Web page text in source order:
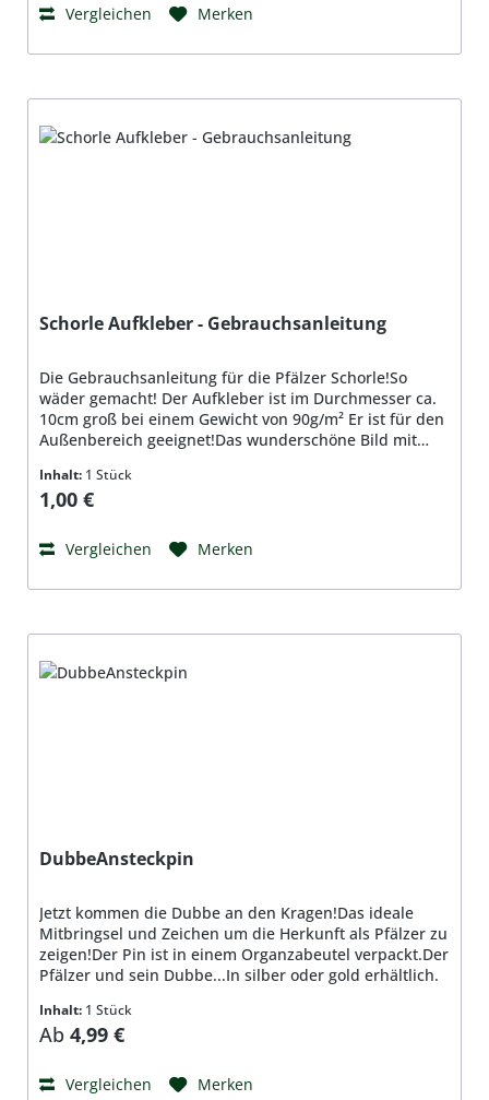
ist meine Heimat und soll´s für immer sein.Hier bin ich
einst geboren, her geh ich auch zur Ruh,dann deckt
mich, liebe Freunde, mit Pfälzer Erde zu. Deshalb
geeignet!
Vergleichen Merken
Schorle Aufkleber - Gebrauchsanleitung
Die Gebrauchsanleitung für die Pfälzer Schorle!So
wäder gemacht! Der Aufkleber ist im Durchmesser ca.
10cm groß bei einem Gewicht von 90g/m² Er ist für den
Außenbereich geeignet!Das wunderschöne Bild mit
Schledorn www.Palatinascout.de zur Verfügung gestellt
bekommen!
Inhalt: 1 Stück
Regulärer Preis:
1,00 €
Vergleichen Merken
DubbeAnsteckpin
Jetzt kommen die Dubbe an den Kragen!Das ideale
Mitbringsel und Zeichen um die Herkunft als Pfälzer zu
zeigen!Der Pin ist in einem Organzabeutel verpackt.Der
Pfälzer und sein Dubbe...In silber oder gold erhältlich.
Inhalt: 1 Stück
Regulärer Preis:
Ab 4,99 €
Vergleichen Merken